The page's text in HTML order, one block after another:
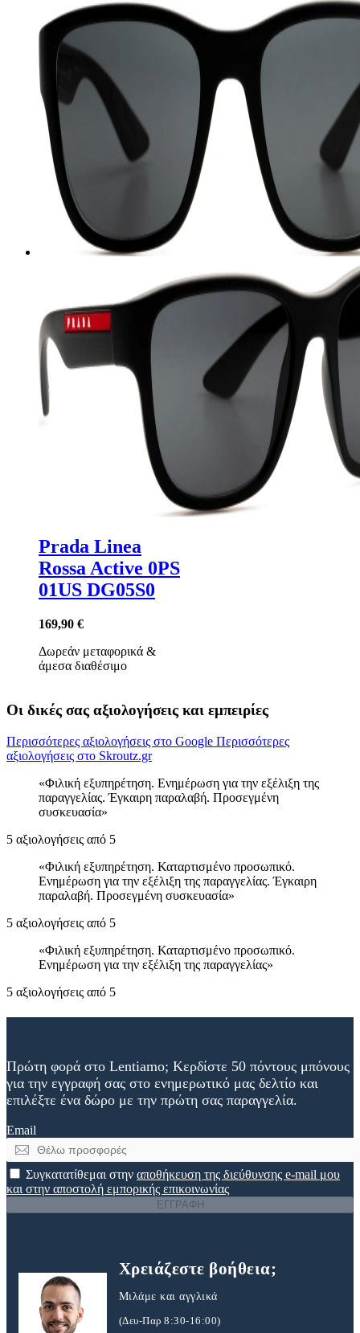
Prada Linea
Rossa Active 0PS
01US DG05S0
169,90 €
Δωρεάν μεταφορικά &
άμεσα διαθέσιμο
Οι δικές σας αξιολογήσεις και εμπειρίες
Περισσότερες αξιολογήσεις στο Google Περισσότερες
αξιολογήσεις στο Skroutz.gr
Φιλική εξυπηρέτηση. Ενημέρωση για την εξέλιξη της
παραγγελίας. Έγκαιρη παραλαβή. Προσεγμένη
συσκευασία
5 αξιολογήσεις από 5
Φιλική εξυπηρέτηση. Καταρτισμένο προσωπικό.
Ενημέρωση για την εξέλιξη της παραγγελίας. Έγκαιρη
παραλαβή. Προσεγμένη συσκευασία
5 αξιολογήσεις από 5
Φιλική εξυπηρέτηση. Καταρτισμένο προσωπικό.
Ενημέρωση για την εξέλιξη της παραγγελίας
5 αξιολογήσεις από 5
Πρώτη φορά στο Lentiamo; Κερδίστε 50 πόντους μπόνους
για την εγγραφή σας στο ενημερωτικό μας δελτίο και
επιλέξτε ένα δώρο με την πρώτη σας παραγγελία.
Email
ΕΓΓΡΑΦΗ
Συγκατατίθεμαι στην αποθήκευση της διεύθυνσης e-mail μου
και στην αποστολή εμπορικής επικοινωνίας
Χρειάζεστε βοήθεια;
Μιλάμε και αγγλικά
(Δευ-Παρ 8:30-16:00)